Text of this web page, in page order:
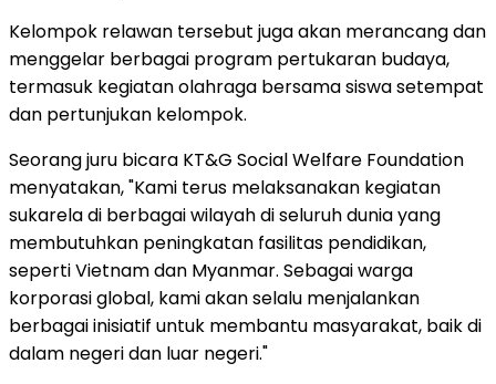
Kelompok relawan tersebut juga akan merancang dan
menggelar berbagai program pertukaran budaya,
termasuk kegiatan olahraga bersama siswa setempat
dan pertunjukan kelompok.
Seorang juru bicara KT&G Social Welfare Foundation
menyatakan, "Kami terus melaksanakan kegiatan
sukarela di berbagai wilayah di seluruh dunia yang
membutuhkan peningkatan fasilitas pendidikan,
seperti Vietnam dan Myanmar. Sebagai warga
korporasi global, kami akan selalu menjalankan
berbagai inisiatif untuk membantu masyarakat, baik di
dalam negeri dan luar negeri."